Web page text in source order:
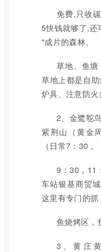
免费,只收
5快钱就够了,还
*成片的森林、
草地、鱼塘
草地上都是自
炉具、注意防火）
2、金鹭鸵
紫荆山（黄金
（日常7：30，
9：30，11
车站银基商贸
这里有专门的抓
鱼烧烤区，
3、黄庄